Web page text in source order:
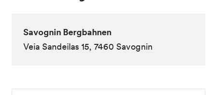
Savognin Bergbahnen
Veia Sandeilas 15, 7460 Savognin